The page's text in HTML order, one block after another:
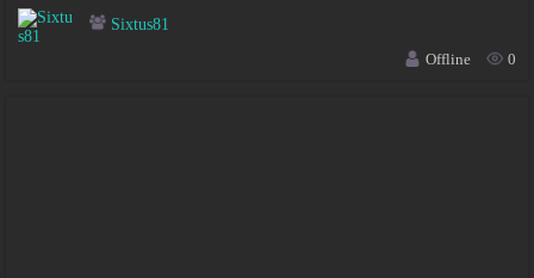
Sixtus81
Offline
0